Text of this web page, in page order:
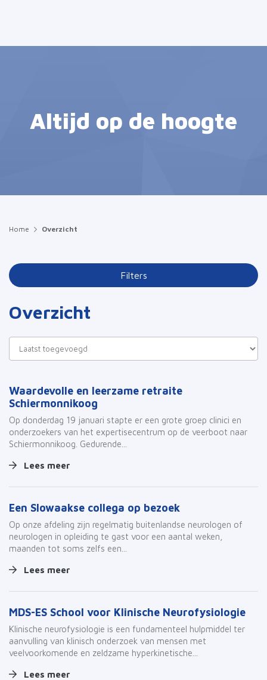
Altijd op de hoogte
Home Overzicht
Filters
Overzicht
Waardevolle en leerzame retraite
Schiermonnikoog
Op donderdag 19 januari stapte er een grote groep clinici en
onderzoekers van het expertisecentrum op de veerboot naar
Schiermonnikoog. Gedurende...
Lees meer
Een Slowaakse collega op bezoek
Op onze afdeling zijn regelmatig buitenlandse neurologen of
neurologen in opleiding te gast voor een aantal weken,
maanden tot soms zelfs een...
Lees meer
MDS-ES School voor Klinische Neurofysiologie
Klinische neurofysiologie is een fundamenteel hulpmiddel ter
aanvulling van klinisch onderzoek van mensen met
veelvoorkomende en zeldzame hyperkinetische...
Lees meer